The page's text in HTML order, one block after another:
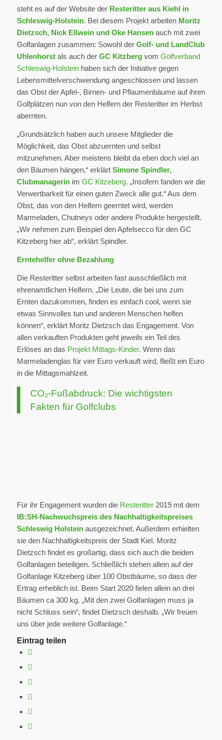
steht es auf der Website der Resteritter aus Kiehl in
Schleswig-Holstein. Bei diesem Projekt arbeiten Moritz
Dietzsch, Nick Eßwein und Oke Hansenauch mit zwei
Golfanlagen zusammen: Sowohl der Golf- und LandClub
Uhlenhorstals auch der GC Kitzbergvom Golfverband
Schleswig-Holsteinhaben sich der Initiative gegen
Lebensmittelverschwendung angeschlossen und lassen
das Obst der Apfel-, Birnen- und Pflaumenbäume auf ihren
Golfplätzen nun von den Helfern der Resteritter im Herbst
abernten.
„Grundsätzlich haben auch unsere Mitglieder die
Möglichkeit, das Obst abzuernten und selbst
mitzunehmen. Aber meistens bleibt da eben doch viel an
den Bäumen hängen,“ erklärt Simone Spindler,
Clubmanagerinim GC Kitzeberg. „Insofern fanden wir die
Verwertbarkeit für einen guten Zweck alle gut.“ Aus dem
Obst, das von den Helfern geerntet wird, werden
Marmeladen, Chutneys oder andere Produkte hergestellt.
„Wir nehmen zum Beispiel den Apfelsecco für den GC
Kitzeberg hier ab“, erklärt Spindler.
Erntehelfer ohne Bezahlung
Die Resteritter selbst arbeiten fast ausschließlich mit
ehrenamtlichen Helfern. „Die Leute, die bei uns zum
Ernten dazukommen, finden es einfach cool, wenn sie
etwas Sinnvolles tun und anderen Menschen helfen
können“, erklärt Moritz Dietzsch das Engagement. Von
allen verkauften Produkten geht jeweils ein Teil des
Erlöses an das Projekt Mittags-Kinder. Wenn das
Marmeladenglas für vier Euro verkauft wird, fließt ein Euro
in die Mittagsmahlzeit.
CO₂-Fußabdruck: Die wichtigsten
Fakten für Golfclubs
Für ihr Engagement wurden die Resteritter2019 mit dem
IB:SH-Nachwuchspreis des Nachhaltigkeitspreises
Schleswig Holsteinausgezeichnet. Außerdem erhielten
sie den Nachhaltigkeitspreis der Stadt Kiel. Moritz
Dietzsch findet es großartig, dass sich auch die beiden
Golfanlagen beteiligen. Schließlich stehen allein auf der
Golfanlage Kitzeberg über 100 Obstbäume, so dass der
Ertrag erheblich ist. Beim Start 2020 fielen allein an drei
Bäumen ca 300 kg. „Mit den zwei Golfanlagen muss ja
nicht Schluss sein“, findet Dietzsch deshalb. „Wir freuen
uns über jede weitere Golfanlage.“
Eintrag teilen